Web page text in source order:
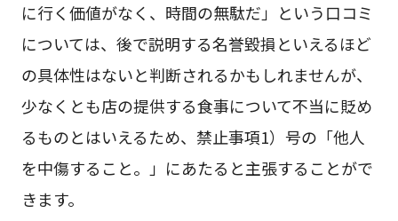
に行く価値がなく、時間の無駄だ」という口コミ
については、後で説明する名誉毀損といえるほど
の具体性はないと判断されるかもしれませんが、
少なくとも店の提供する食事について不当に貶め
るものとはいえるため、禁止事項1）号の「他人
を中傷すること。」にあたると主張することがで
きます。